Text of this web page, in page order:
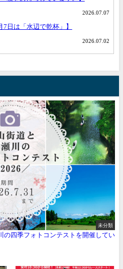
未分類
の四季フォトコンテストを開催してい